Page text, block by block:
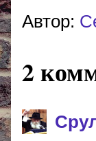
Автор:
2